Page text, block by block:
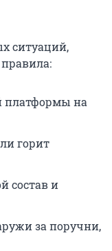
ситуаций,
платформы на
горит
состав и
за поручни,